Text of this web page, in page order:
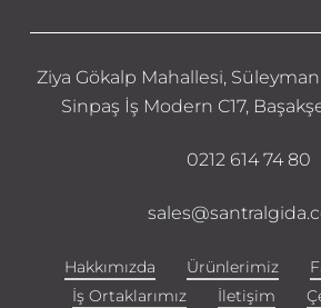
Ziya Gökalp Mahallesi,
Sinpaş İş Modern C17,
0212 614 74 80
Hakkımızda Ürünlerimiz
İş Ortaklarımız
İletişim